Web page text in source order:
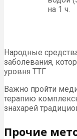
на 1 ч.
Народные
заболевания,
уровня ТТГ
Важно пройти
терапию
знахарей
Прочие